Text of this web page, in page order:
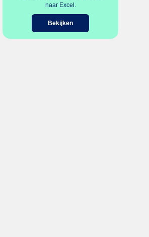
naar Excel.
Bekijken